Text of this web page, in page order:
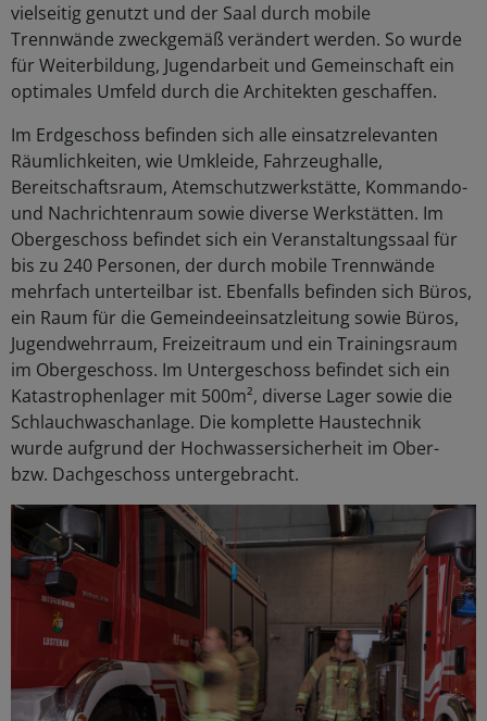
vielseitig genutzt und der Saal durch mobile
Trennwände zweckgemäß verändert werden. So wurde
für Weiterbildung, Jugendarbeit und Gemeinschaft ein
optimales Umfeld durch die Architekten geschaffen.
Im Erdgeschoss befinden sich alle einsatzrelevanten
Räumlichkeiten, wie Umkleide, Fahrzeughalle,
Bereitschaftsraum, Atemschutzwerkstätte, Kommando-
und Nachrichtenraum sowie diverse Werkstätten. Im
Obergeschoss befindet sich ein Veranstaltungssaal für
bis zu 240 Personen, der durch mobile Trennwände
mehrfach unterteilbar ist. Ebenfalls befinden sich Büros,
ein Raum für die Gemeindeeinsatzleitung sowie Büros,
Jugendwehrraum, Freizeitraum und ein Trainingsraum
im Obergeschoss. Im Untergeschoss befindet sich ein
Katastrophenlager mit 500m², diverse Lager sowie die
Schlauchwaschanlage. Die komplette Haustechnik
wurde aufgrund der Hochwassersicherheit im Ober-
bzw. Dachgeschoss untergebracht.